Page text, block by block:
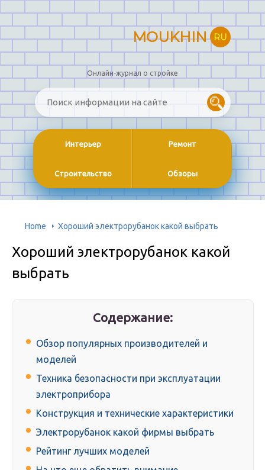
MOUKHIN RU
Онлайн-журнал о стройке
Интерьер Ремонт
Строительство Обзоры
Home Хороший электрорубанок какой выбрать
Хороший электрорубанок какой
выбрать
Содержание:
Обзор популярных производителей и
моделей
Техника безопасности при эксплуатации
электроприбора
Конструкция и технические характеристики
Электрорубанок какой фирмы выбрать
Рейтинг лучших моделей